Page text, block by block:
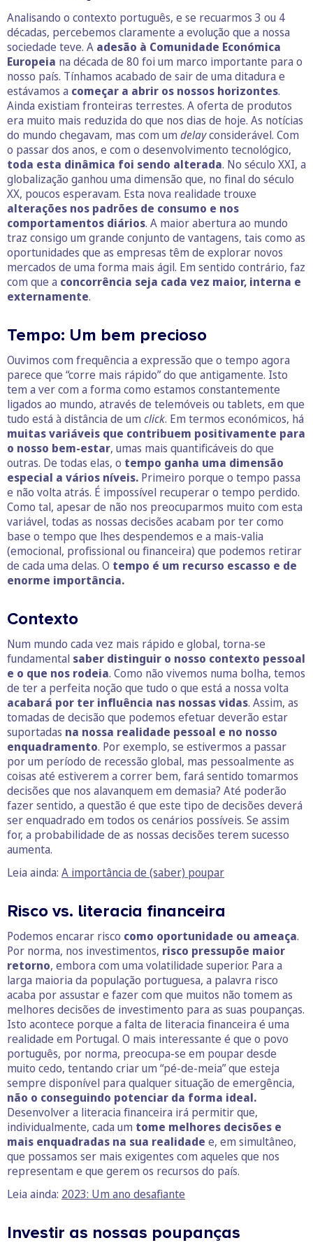
Analisando o contexto português, e se recuarmos 3 ou 4
décadas, percebemos claramente a evolução que a nossa
sociedade teve. A adesão à Comunidade Económica
Europeia na década de 80 foi um marco importante para o
nosso país. Tínhamos acabado de sair de uma ditadura e
estávamos a começar a abrir os nossos horizontes.
Ainda existiam fronteiras terrestes. A oferta de produtos
era muito mais reduzida do que nos dias de hoje. As notícias
do mundo chegavam, mas com um delayconsiderável. Com
o passar dos anos, e com o desenvolvimento tecnológico,
toda esta dinâmica foi sendo alterada. No século XXI, a
globalização ganhou uma dimensão que, no final do século
XX, poucos esperavam. Esta nova realidade trouxe
alterações nos padrões de consumo e nos
comportamentos diários. A maior abertura ao mundo
traz consigo um grande conjunto de vantagens, tais como as
oportunidades que as empresas têm de explorar novos
mercados de uma forma mais ágil. Em sentido contrário, faz
com que a concorrência seja cada vez maior, interna e
externamente.
Tempo: Um bem precioso
Ouvimos com frequência a expressão que o tempo agora
parece que “corre mais rápido” do que antigamente. Isto
tem a ver com a forma como estamos constantemente
ligados ao mundo, através de telemóveis ou tablets, em que
tudo está à distância de um click. Em termos económicos, há
muitas variáveis que contribuem positivamente para
o nosso bem-estar, umas mais quantificáveis do que
outras. De todas elas, o tempo ganha uma dimensão
especial a vários níveis. Primeiro porque o tempo passa
e não volta atrás. É impossível recuperar o tempo perdido.
Como tal, apesar de não nos preocuparmos muito com esta
variável, todas as nossas decisões acabam por ter como
base o tempo que lhes despendemos e a mais-valia
(emocional, profissional ou financeira) que podemos retirar
de cada uma delas. O tempo é um recurso escasso e de
enorme importância.
Contexto
Num mundo cada vez mais rápido e global, torna-se
fundamental saber distinguir o nosso contexto pessoal
e o que nos rodeia. Como não vivemos numa bolha, temos
de ter a perfeita noção que tudo o que está a nossa volta
acabará por ter influência nas nossas vidas. Assim, as
tomadas de decisão que podemos efetuar deverão estar
suportadas na nossa realidade pessoal e no nosso
enquadramento. Por exemplo, se estivermos a passar
por um período de recessão global, mas pessoalmente as
coisas até estiverem a correr bem, fará sentido tomarmos
decisões que nos alavanquem em demasia? Até poderão
fazer sentido, a questão é que este tipo de decisões deverá
ser enquadrado em todos os cenários possíveis. Se assim
for, a probabilidade de as nossas decisões terem sucesso
aumenta.
Leia ainda: A importância de (saber) poupar
Risco vs. literacia financeira
Podemos encarar risco como oportunidade ou ameaça.
Por norma, nos investimentos, risco pressupõe maior
retorno, embora com uma volatilidade superior. Para a
larga maioria da população portuguesa, a palavra risco
acaba por assustar e fazer com que muitos não tomem as
melhores decisões de investimento para as suas poupanças.
Isto acontece porque a falta de literacia financeira é uma
realidade em Portugal. O mais interessante é que o povo
português, por norma, preocupa-se em poupar desde
muito cedo, tentando criar um “pé-de-meia” que esteja
sempre disponível para qualquer situação de emergência,
não o conseguindo potenciar da forma ideal.
Desenvolver a literacia financeira irá permitir que,
individualmente, cada um tome melhores decisões e
mais enquadradas na sua realidade e, em simultâneo,
que possamos ser mais exigentes com aqueles que nos
representam e que gerem os recursos do país.
Leia ainda: 2023: Um ano desafiante
Investir as nossas poupanças